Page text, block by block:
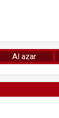
Al azar